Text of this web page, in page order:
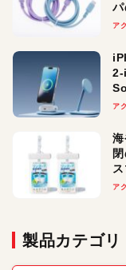
パ
ア
2-
ア
ア
製品カテゴリ